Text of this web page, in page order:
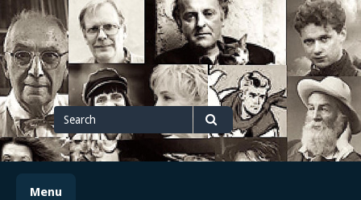
Skip
to
content
Search
for
Search
Menu